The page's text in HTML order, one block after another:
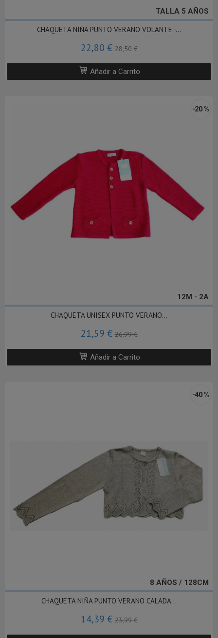
TALLA 5 AÑOS
CHAQUETA NIÑA PUNTO VERANO VOLANTE -...
22,80 €28,50 €
Añadir a Carrito
12M - 2A
-20 %
CHAQUETA UNISEX PUNTO VERANO...
21,59 €26,99 €
Añadir a Carrito
8 AÑOS / 128CM
-40 %
CHAQUETA NIÑA PUNTO VERANO CALADA...
14,39 €23,99 €